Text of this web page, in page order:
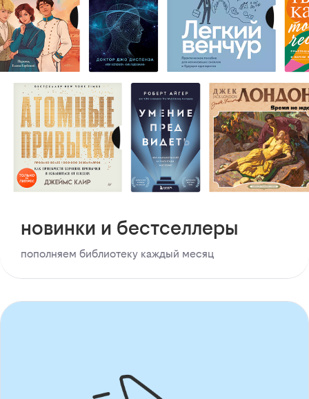
новинки и бестселлеры
пополняем библиотеку каждый месяц